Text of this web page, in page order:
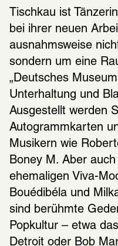
Tischkau ist
bei ihrer neuen
ausnahmsweise
sondern um eine
„Deutsches
Unterhaltung und
Ausgestellt werden
Autogrammkarten
Musikern wie
Boney M. Aber
ehemaligen Viva-
Bouédibéla und
sind berühmte
Popkultur – etwa
Detroit oder Bob